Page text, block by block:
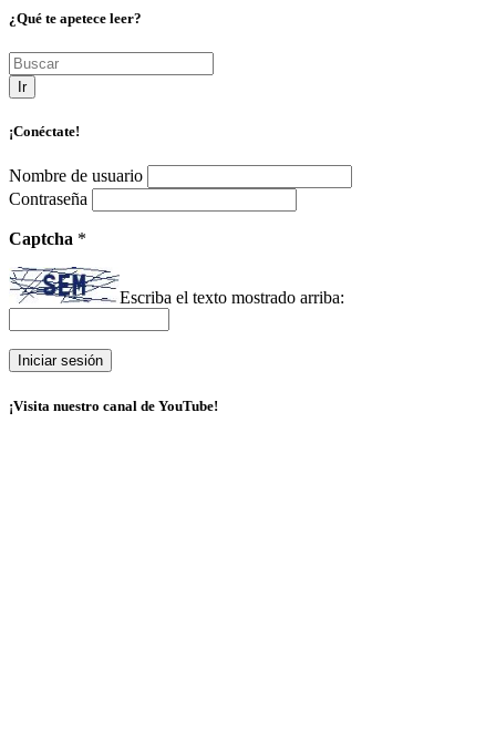
¿Qué te apetece leer?
Ir
¡Conéctate!
Nombre de usuario
Contraseña
Captcha *
Escriba el texto mostrado arriba:
¡Visita nuestro canal de YouTube!